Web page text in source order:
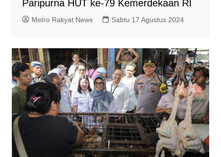
Paripurna HUT ke-79 Kemerdekaan RI
Metro Rakyat News Sabtu 17 Agustus 2024